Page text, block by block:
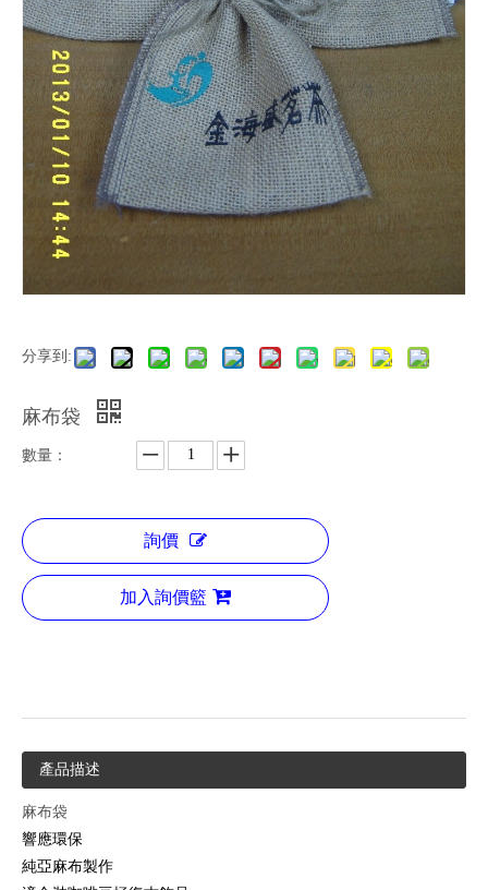
分享到:
麻布袋
數量：
詢價
加入詢價籃
產品描述
麻布袋
響應環保
純亞麻布製作